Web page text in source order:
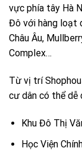
vực phía tây Hà
Đô với hàng loạt
Châu Âu,
Complex…
Từ vị trí
cư dân có thể dễ
Khu Đô Thị
Học Viện